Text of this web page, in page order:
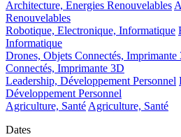
Architecture, Energies Renouvelables
Renouvelables
Robotique, Electronique, Informatique
Informatique
Drones, Objets Connectés, Imprimante
Connectés, Imprimante 3D
Leadership, Développement Personnel
Développement Personnel
Agriculture, Santé Agriculture, Santé
Dates